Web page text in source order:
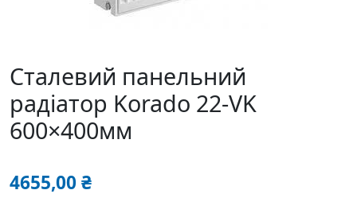
Сталевий панельний
радіатор Korado 22-VK
600×400мм
4655,00₴